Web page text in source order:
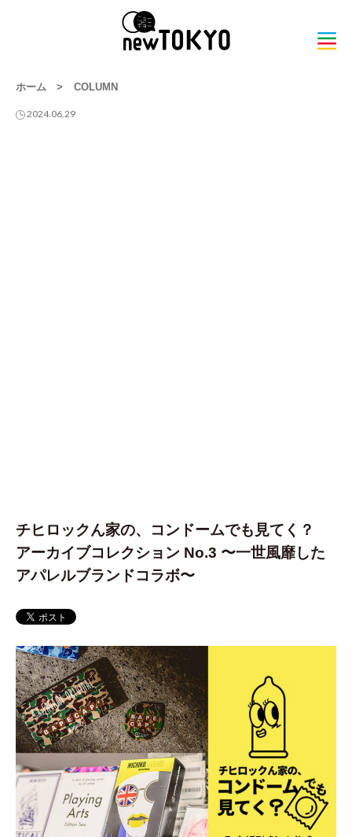
ホーム > COLUMN
2024.06.29
チヒロックん家の、コンドームでも見てく？
アーカイブコレクション No.3 〜一世風靡した
アパレルブランドコラボ〜